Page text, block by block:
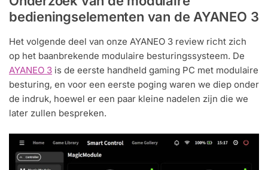
bedieningselementen van de AYANEO 3
Het volgende deel van onze AYANEO 3 review richt zich
op het baanbrekende modulaire besturingssysteem. De
AYANEO 3 is de eerste handheld gaming PC met modulaire
besturing, en voor een eerste poging waren we diep onder
de indruk, hoewel er een paar kleine nadelen zijn die we
later zullen bespreken.